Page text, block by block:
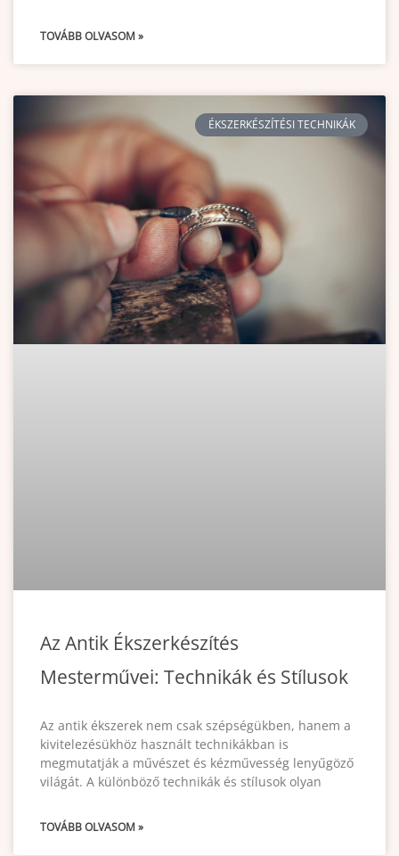
TOVÁBB OLVASOM »
ÉKSZERKÉSZÍTÉSI TECHNIKÁK
Az Antik Ékszerkészítés
Mesterművei: Technikák és Stílusok
Az antik ékszerek nem csak szépségükben, hanem a
kivitelezésükhöz használt technikákban is
megmutatják a művészet és kézművesség lenyűgöző
világát. A különböző technikák és stílusok olyan
TOVÁBB OLVASOM »